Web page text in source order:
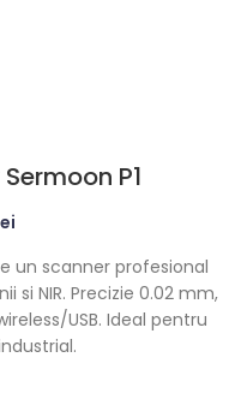
P1
un scanner profesional
si NIR. Precizie 0.02 mm,
USB. Ideal pentru